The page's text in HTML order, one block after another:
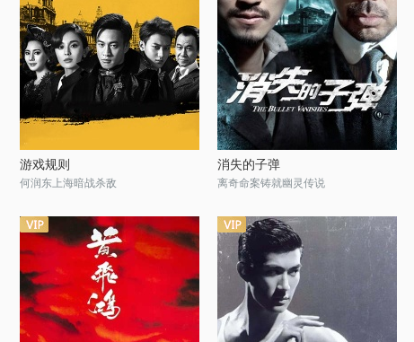
游戏规则
何润东上海暗战杀敌
消失的子弹
离奇命案铸就幽灵传说